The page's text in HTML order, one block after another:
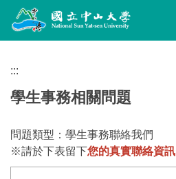
到
主
內
容
:::
學生事務相關問題
問題類型：學生事務聯絡我們
※請於下表留下您的真實聯絡資訊